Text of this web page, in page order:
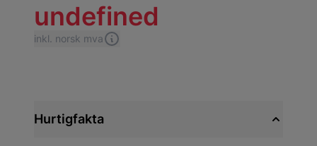
undefined
inkl. norsk mva
Hurtigfakta